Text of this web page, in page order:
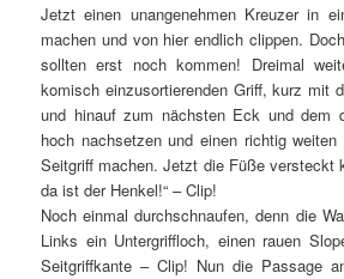
Jetzt einen unangenehmen Kreuzer in
machen und von hier endlich clippen.
sollten erst noch kommen! Dreimal
komisch einzusortierenden Griff, kurz mit
und hinauf zum nächsten Eck und dem
hoch nachsetzen und einen richtig
Seitgriff machen. Jetzt die Füße versteckt
da ist der Henkel!“ – Clip!
Noch einmal durchschnaufen, denn die
Links ein Untergriffloch, einen rauen
Seitgriffkante – Clip! Nun die Passage